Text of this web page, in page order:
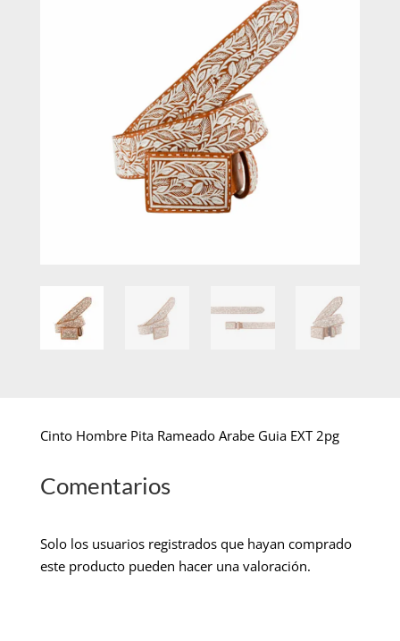
Cinto Hombre Pita Rameado Arabe Guia EXT 2pg
Comentarios
Solo los usuarios registrados que hayan comprado
este producto pueden hacer una valoración.